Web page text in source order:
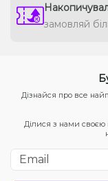
замовляй
Дізнайся про все
Ділися з нами своєю